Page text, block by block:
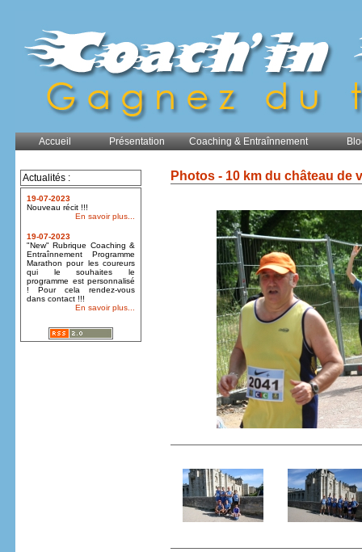
Accueil Présentation Coaching & Entraînnement
Actualités :
19-07-2023
Nouveau récit !!!
En savoir plus...
19-07-2023
"New" Rubrique Coaching &
Entraînnement Programme
Marathon pour les coureurs
qui le souhaites le
programme est personnalisé
! Pour cela rendez-vous
dans contact !!!
En savoir plus...
Photos - 10 km du château de